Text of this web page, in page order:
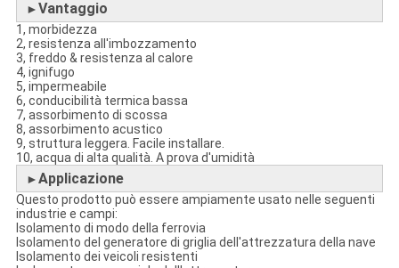
►Vantaggio
1, morbidezza
2, resistenza all'imbozzamento
3, freddo & resistenza al calore
4, ignifugo
5, impermeabile
6, conducibilità termica bassa
7, assorbimento di scossa
8, assorbimento acustico
9, struttura leggera. Facile installare.
10, acqua di alta qualità. A prova d'umidità
►Applicazione
Questo prodotto può essere ampiamente usato nelle seguenti
industrie e campi:
Isolamento di modo della ferrovia
Isolamento del generatore di griglia dell'attrezzatura della nave
Isolamento dei veicoli resistenti